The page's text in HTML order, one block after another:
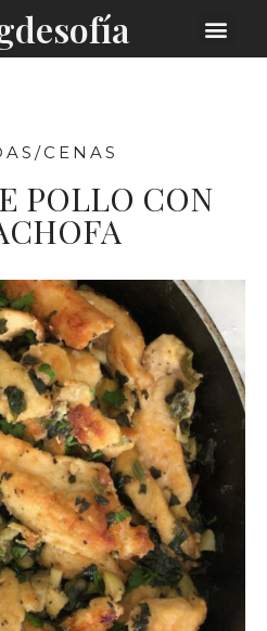
CENAS
POLLO CON